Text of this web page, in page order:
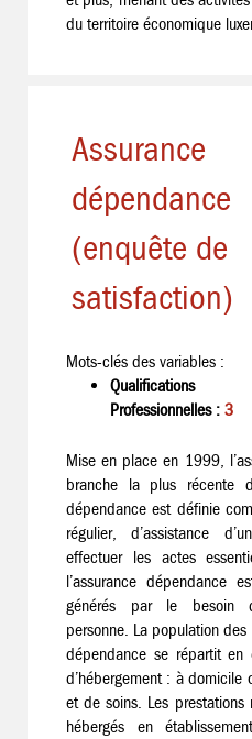
du territoire économique
Assurance
dépendance
(enquête de
satisfaction)
Mots-clés des variables :
Qualifications
Professionnelles : 3
Mise en place en 1999,
branche la plus récente
dépendance est définie
régulier, d’assistance
effectuer les actes
l’assurance dépendance
générés par le besoin
personne. La population
dépendance se répartit en
d’hébergement : à domicile
et de soins. Les
hébergés en